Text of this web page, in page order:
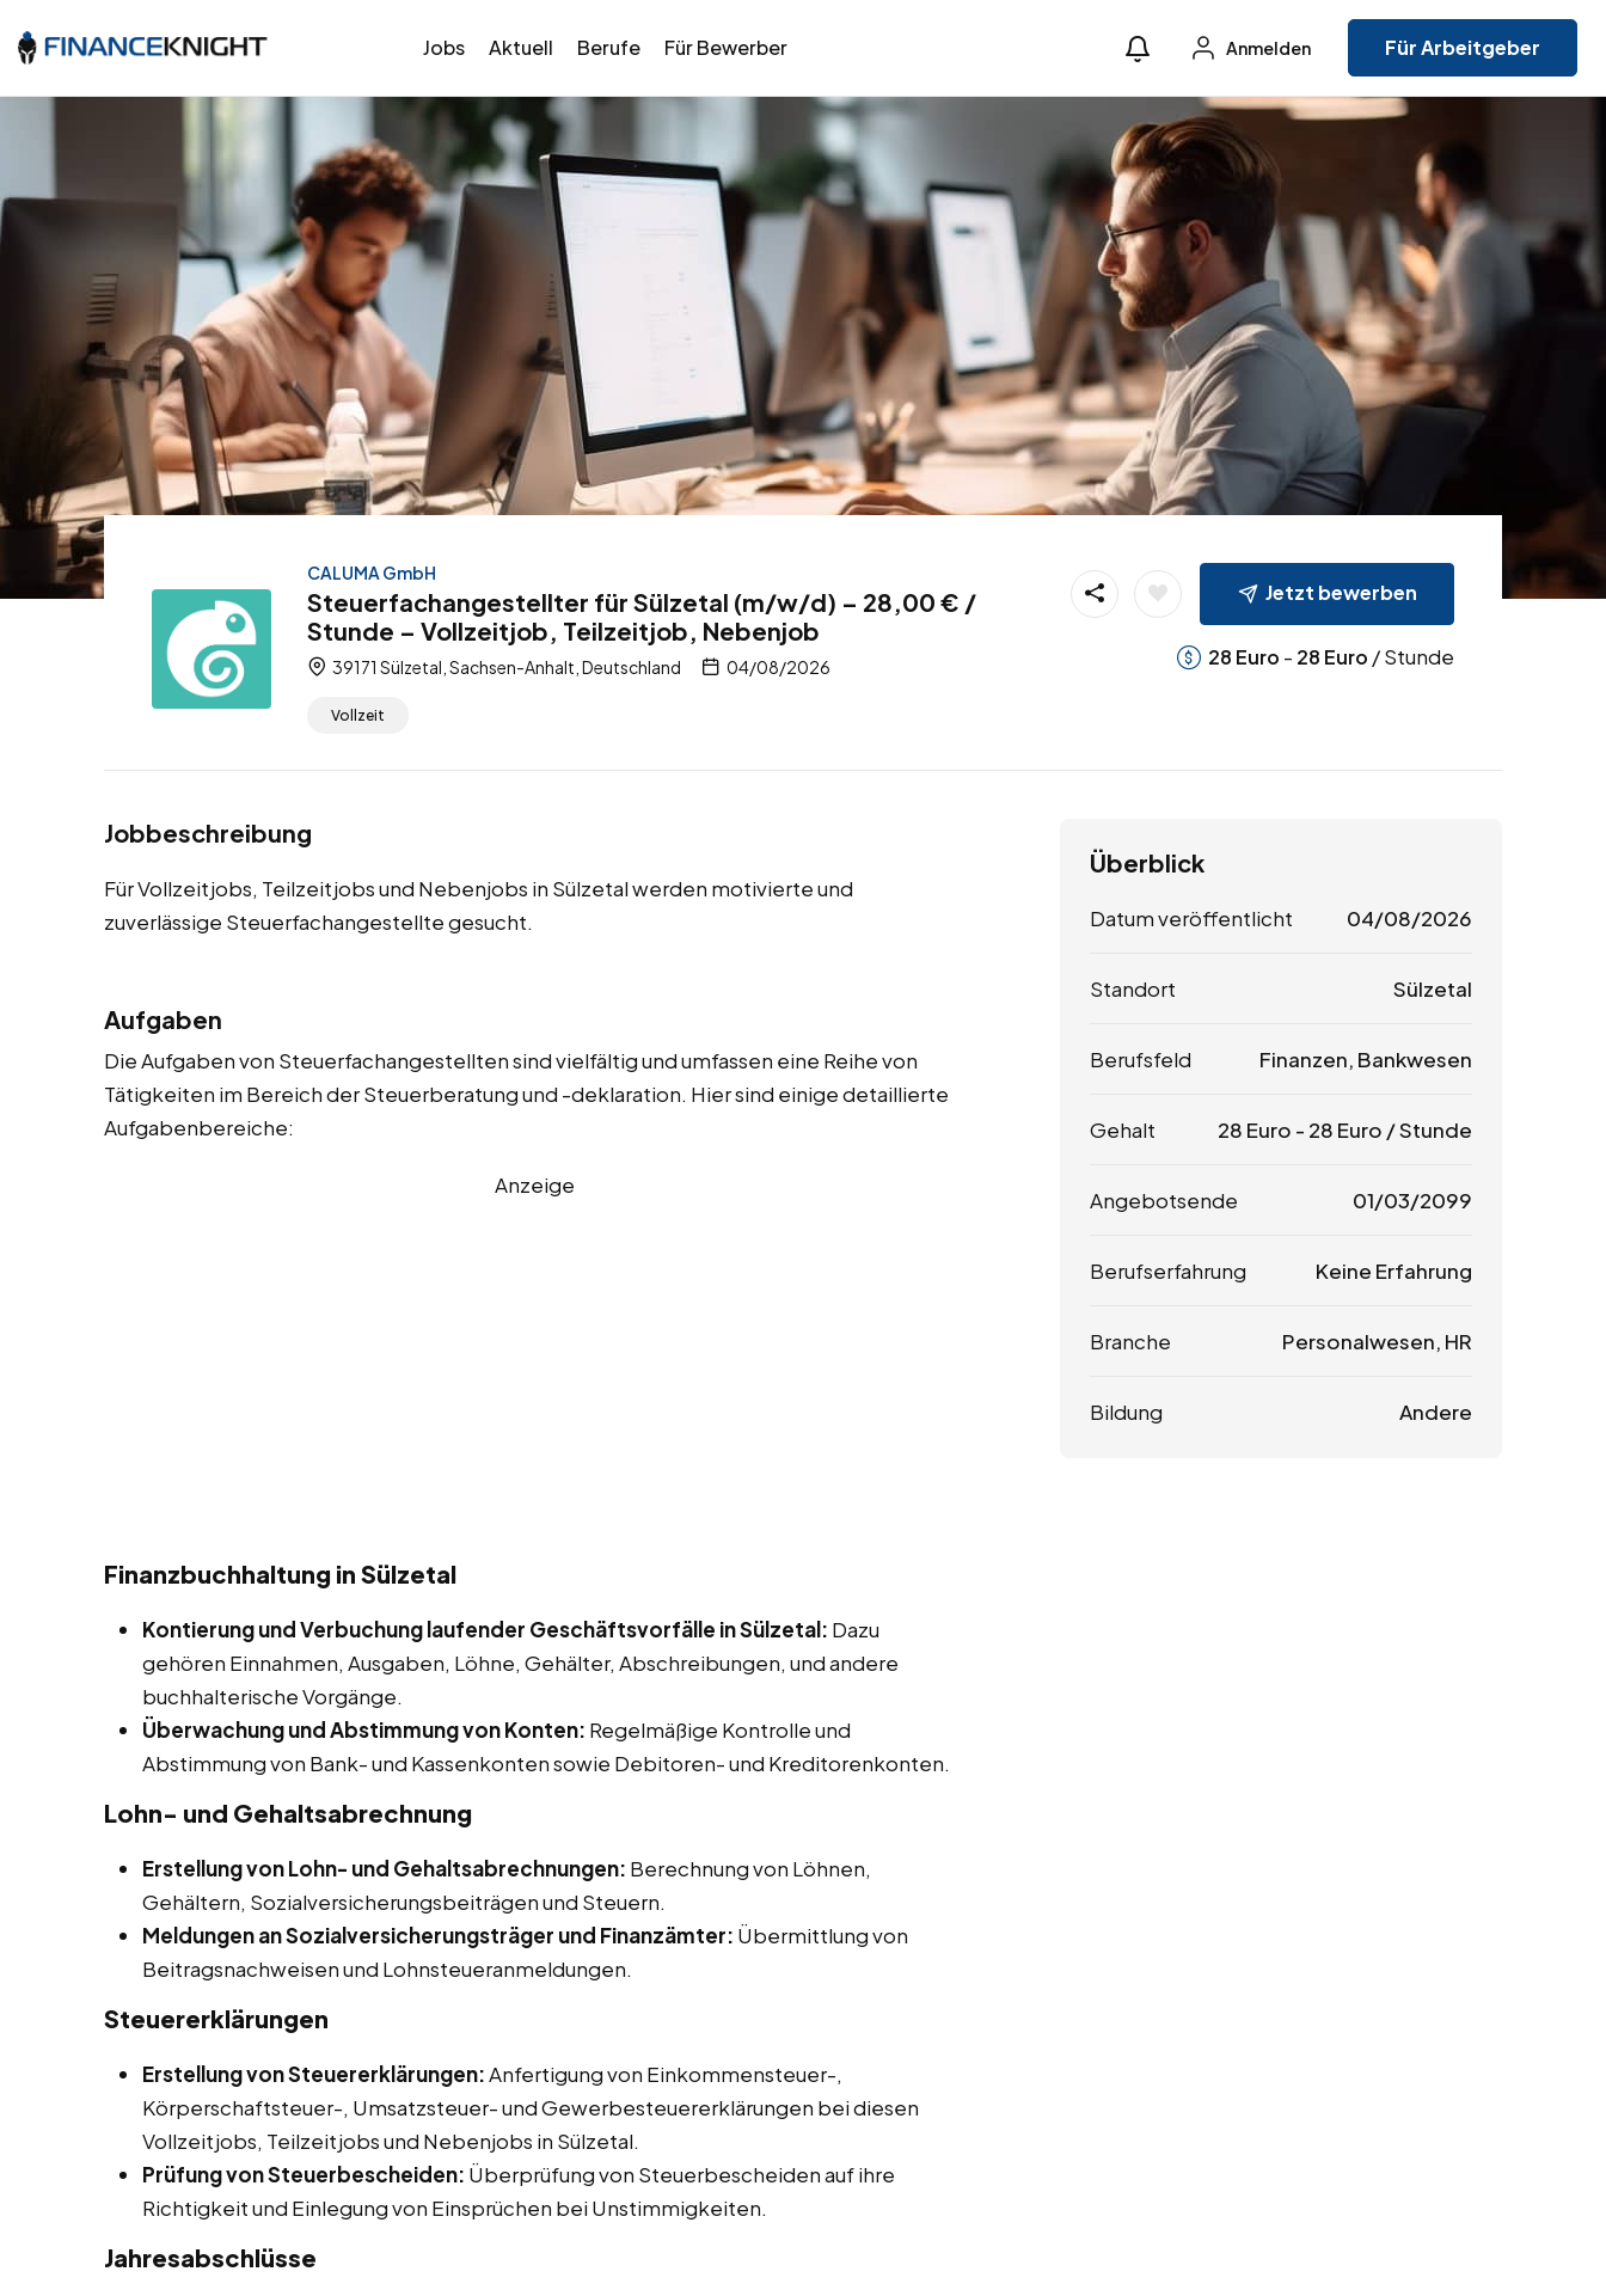
Jobs Aktuell Berufe Für Bewerber Anmelden Für Arbeitgeber
CALUMA GmbH
Steuerfachangestellter für Sülzetal (m/w/d) – 28,00 € /
Stunde – Vollzeitjob, Teilzeitjob, Nebenjob
39171 Sülzetal, Sachsen-Anhalt, Deutschland 04/08/2026
Vollzeit
Jetzt bewerben
28 Euro - 28 Euro / Stunde
Jobbeschreibung
Für Vollzeitjobs, Teilzeitjobs und Nebenjobs in Sülzetal werden motivierte und
zuverlässige Steuerfachangestellte gesucht.
Aufgaben
Die Aufgaben von Steuerfachangestellten sind vielfältig und umfassen eine Reihe von
Tätigkeiten im Bereich der Steuerberatung und -deklaration. Hier sind einige detaillierte
Aufgabenbereiche:
Anzeige
Finanzbuchhaltung in Sülzetal
Kontierung und Verbuchung laufender Geschäftsvorfälle in Sülzetal: Dazu
gehören Einnahmen, Ausgaben, Löhne, Gehälter, Abschreibungen, und andere
buchhalterische Vorgänge.
Überwachung und Abstimmung von Konten: Regelmäßige Kontrolle und
Abstimmung von Bank- und Kassenkonten sowie Debitoren- und Kreditorenkonten.
Lohn- und Gehaltsabrechnung
Erstellung von Lohn- und Gehaltsabrechnungen: Berechnung von Löhnen,
Gehältern, Sozialversicherungsbeiträgen und Steuern.
Meldungen an Sozialversicherungsträger und Finanzämter: Übermittlung von
Beitragsnachweisen und Lohnsteueranmeldungen.
Steuererklärungen
Erstellung von Steuererklärungen:Anfertigung von Einkommensteuer-,
Körperschaftsteuer-, Umsatzsteuer- und Gewerbesteuererklärungen bei diesen
Vollzeitjobs, Teilzeitjobs und Nebenjobs in Sülzetal.
Prüfung von Steuerbescheiden: Überprüfung von Steuerbescheiden auf ihre
Richtigkeit und Einlegung von Einsprüchen bei Unstimmigkeiten.
Jahresabschlüsse
Überblick
Datum veröffentlicht 04/08/2026
Standort Sülzetal
Berufsfeld Finanzen, Bankwesen
Gehalt 28 Euro - 28 Euro / Stunde
Angebotsende 01/03/2099
Berufserfahrung Keine Erfahrung
Branche Personalwesen, HR
Bildung Andere